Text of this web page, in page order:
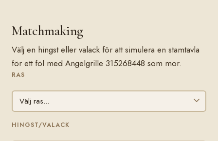
Matchmaking
Välj en hingst eller valack för att simulera en stamtavla
för ett föl med Angelgrille 315268448 som mor.
RAS
HINGST/VALACK